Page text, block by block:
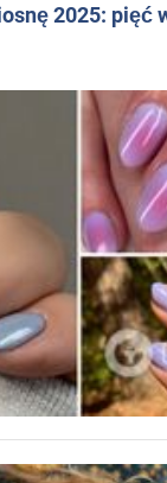
2025: pięć